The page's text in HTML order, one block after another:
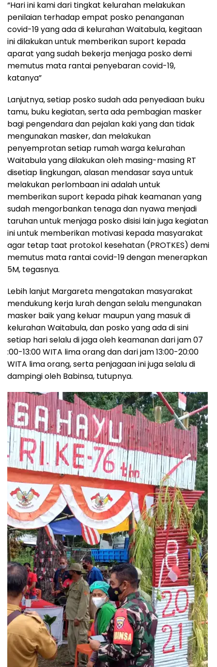
“Hari ini kami dari tingkat kelurahan melakukan
penilaian terhadap empat posko penanganan
covid-19 yang ada di kelurahan Waitabula, kegitaan
ini dilakukan untuk memberikan suport kepada
aparat yang sudah bekerja menjaga posko demi
memutus mata rantai penyebaran covid-19,
katanya”
Lanjutnya, setiap posko sudah ada penyediaan buku
tamu, buku kegiatan, serta ada pembagian masker
bagi pengendara dan pejalan kaki yang dan tidak
mengunakan masker, dan melakukan
penyemprotan setiap rumah warga kelurahan
Waitabula yang dilakukan oleh masing-masing RT
disetiap lingkungan, alasan mendasar saya untuk
melakukan perlombaan ini adalah untuk
memberikan suport kepada pihak keamanan yang
sudah mengorbankan tenaga dan nyawa menjadi
taruhan untuk menjaga posko disisi lain juga kegiatan
ini untuk memberikan motivasi kepada masyarakat
agar tetap taat protokol kesehatan (PROTKES) demi
memutus mata rantai covid-19 dengan menerapkan
5M, tegasnya.
Lebih lanjut Margareta mengatakan masyarakat
mendukung kerja lurah dengan selalu mengunakan
masker baik yang keluar maupun yang masuk di
kelurahan Waitabula, dan posko yang ada di sini
setiap hari selalu di jaga oleh keamanan dari jam 07
:00-13:00 WITA lima orang dan dari jam 13:00-20:00
WITA lima orang, serta penjagaan ini juga selalu di
dampingi oleh Babinsa, tutupnya.